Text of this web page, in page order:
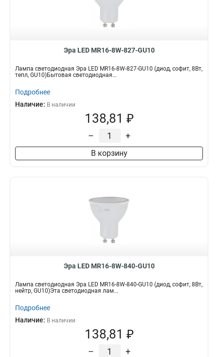
Эра LED MR16-8W-827-GU10
Лампа светодиодная Эра LED MR16-8W-827-GU10 (диод, софит, 8Вт,
тепл, GU10)Бытовая светодиодная...
Подробнее
Наличие: В наличии
138,81 ₽
– +
В корзину
Эра LED MR16-8W-840-GU10
Лампа светодиодная Эра LED MR16-8W-840-GU10 (диод, софит, 8Вт,
нейтр, GU10)Эта светодиодная лам...
Подробнее
Наличие: В наличии
138,81 ₽
– +